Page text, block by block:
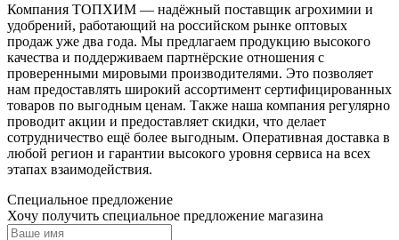
Компания ТОПХИМ — надёжный поставщик агрохимии и
удобрений, работающий на российском рынке оптовых
продаж уже два года. Мы предлагаем продукцию высокого
качества и поддерживаем партнёрские отношения с
проверенными мировыми производителями. Это позволяет
нам предоставлять широкий ассортимент сертифицированных
товаров по выгодным ценам. Также наша компания регулярно
проводит акции и предоставляет скидки, что делает
сотрудничество ещё более выгодным. Оперативная доставка в
любой регион и гарантии высокого уровня сервиса на всех
этапах взаимодействия.
Специальное предложение
Хочу получить специальное предложение магазина